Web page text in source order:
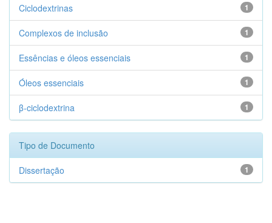
1
Ciclodextrinas
1
Complexos de inclusão
1
Essências e óleos essenciais
1
Óleos essenciais
1
β-ciclodextrina
Tipo de Documento
1
Dissertação